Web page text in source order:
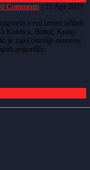
0 Comments | 21 Apr 2021
v eni izmed učilnic
Kokrica, Britof, Kranj-
je zajel ostrešje osnovne
pogorišče.